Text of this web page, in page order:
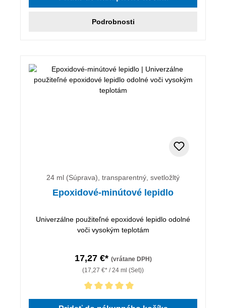
Podrobnosti
24 ml (Súprava), transparentný, svetložltý
Epoxidové-minútové lepidlo
Univerzálne použiteľné epoxidové lepidlo odolné
voči vysokým teplotám
17,27 €* (vrátane DPH)
(17,27 €* / 24 ml (Set))
Priemerné hodnotenie 5 z 5 hviezdičiek